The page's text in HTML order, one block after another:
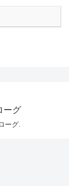
ーグ
ーグ.